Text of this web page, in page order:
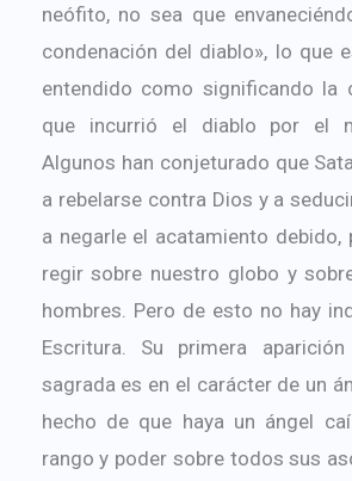
neófito, no sea que
condenación del diablo», lo que
entendido como significando la
que incurrió el diablo por el
Algunos han conjeturado que
a rebelarse contra Dios y a
a negarle el acatamiento debido,
regir sobre nuestro globo y
hombres. Pero de esto no hay
Escritura. Su primera
sagrada es en el carácter de un
hecho de que haya un ángel
rango y poder sobre todos sus